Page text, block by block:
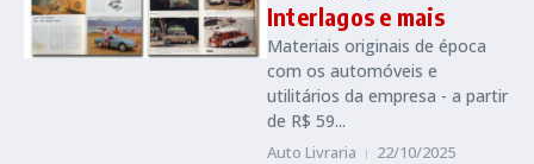
Interlagos e mais
Materiais originais de época
com os automóveis e
utilitários da empresa - a partir
de R$ 59...
Auto Livraria 22/10/2025